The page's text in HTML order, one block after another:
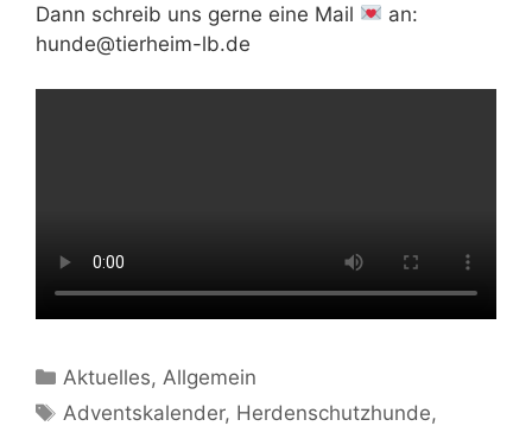
Dann schreib uns gerne eine Mail
an:
hunde@tierheim-lb.de
Kategorien
Aktuelles,Allgemein
Schlagwörter
Adventskalender, Herdenschutzhunde,